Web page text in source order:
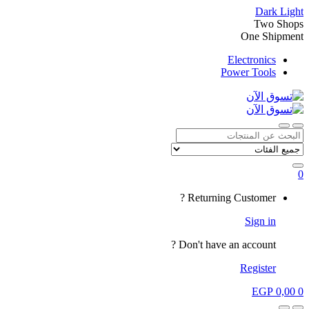
Dark Light
Two Shops
One Shipment
Electronics
Power Tools
Open
CloseSearch
for:
0
Returning Customer ?
Sign in
Don't have an account ?
Register
0
EGP 0,00